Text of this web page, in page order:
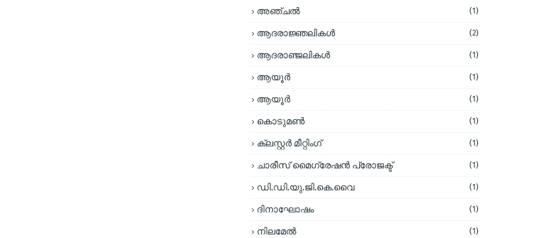
അഞ്ചല്‍ (1)
ആദരാജ്ഞലികള്‍ (2)
ആദരാഞ്ജലികള്‍ (1)
ആയൂര്‍ (1)
ആയൂർ (1)
കൊടുമണ്‍ (1)
ക്ലസ്റ്റര്‍ മീറ്റിംഗ് (1)
ചാരീസ് മൈഗ്രേഷന്‍ പ്രോജക്ട് (1)
ഡി.ഡി.യു.ജി.കെ.വൈ (1)
ദിനാഘോഷം (1)
നിലമേല്‍ (1)